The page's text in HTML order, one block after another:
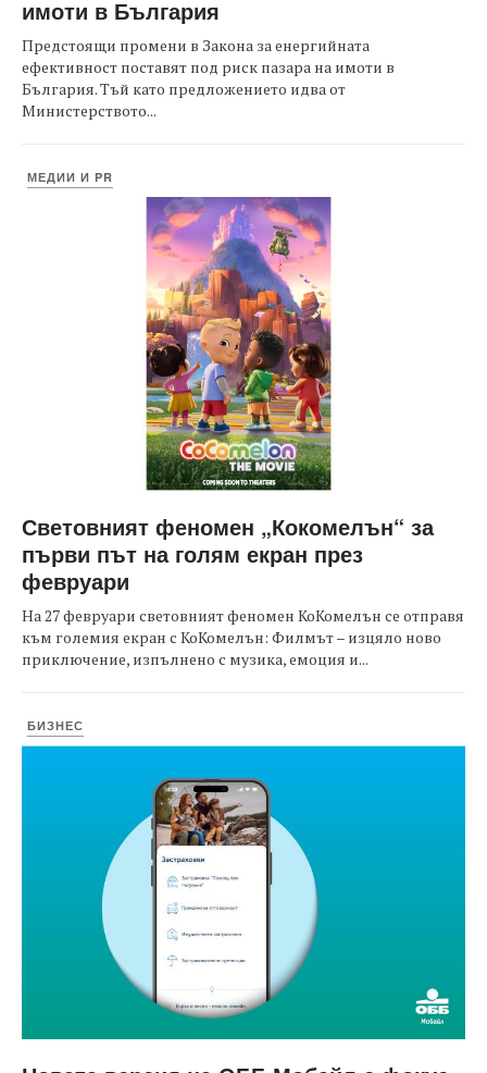
имоти в България
Предстоящи промени в Закона за енергийната
ефективност поставят под риск пазара на имоти в
България. Тъй като предложението идва от
Министерството...
МЕДИИ И PR
Световният феномен „Кокомелън“ за
първи път на голям екран през
февруари
На 27 февруари световният феномен КоКомелън се отправя
към големия екран с КоКомелън: Филмът – изцяло ново
приключение, изпълнено с музика, емоция и...
БИЗНЕС